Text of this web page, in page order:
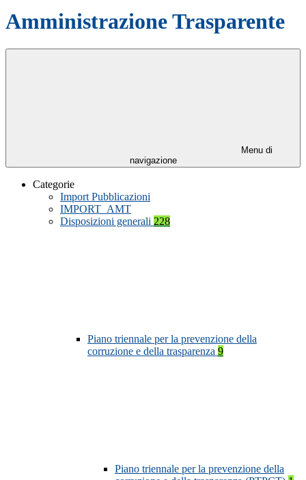
Amministrazione Trasparente
Menu di
navigazione
Categorie
Import Pubblicazioni
IMPORT_AMT
Disposizioni generali 228
Piano triennale per la prevenzione della
corruzione e della trasparenza 9
Piano triennale per la prevenzione della